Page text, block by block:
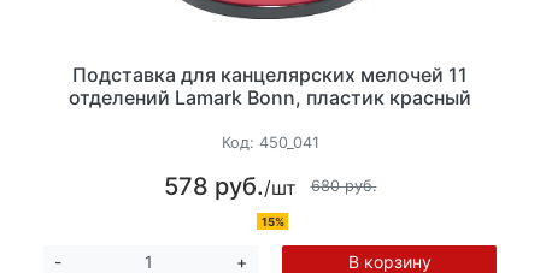
Подставка для канцелярских мелочей 11
отделений Lamark Bonn, пластик красный
Код: 450_041
578 руб./шт 680 руб.
15%
- + В корзину